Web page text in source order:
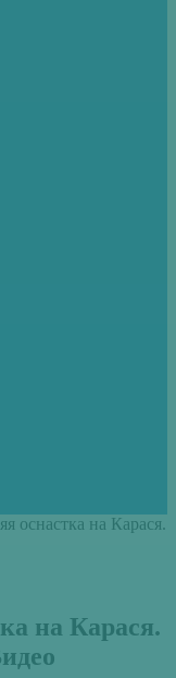
оснастка на Карася.
на Карася.